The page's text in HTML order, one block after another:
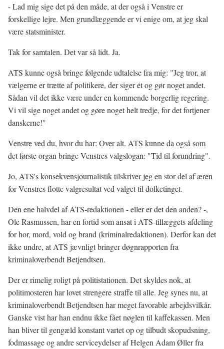
- Lad mig sige det på den måde, at der også i Venstre er
forskellige lejre. Men grundlæggende er vi enige om, at jeg skal
være statsminister.
Tak for samtalen. Det var så lidt. Ja.
ATS kunne også bringe følgende udtalelse fra mig: "Jeg tror, at
vælgerne er trætte af politikere, der siger ét og gør noget andet.
Sådan vil det ikke være under en kommende borgerlig regering.
Vi vil sige noget andet og gøre noget helt tredje, for det fortjener
danskerne!"
Venstre ved du, hvor du har: Over alt. ATS kunne da også som
det første organ bringe Venstres valgslogan: "Tid til forundring".
Jo, ATS's konsekvensjournalistik tilskriver jeg en stor del af æren
for Venstres flotte valgresultat ved valget til dolketinget.
Den ene halvdel af ATS-redaktionen - eller er det den anden? -,
Ole Rasmussen, har en fortid som ansat i ATS-tillæggets afdeling
for hor, mord, vold og brand (kriminalredaktionen). Derfor kan det
ikke undre, at ATS jævnligt bringer døgnrapporten fra
kriminaloverbendt Betjendtsen.
Der er rimelig roligt på politistationen. Det skyldes nok, at
politimosteren har lovet strengere straffe til alle. Jeg synes nu, at
kriminaloverbendt Betjendtsen har meget favorable arbejdsvilkår.
Ganske vist har han endnu ikke fået nøglen til kaffekassen. Men
han bliver til gengæld konstant vartet op og tilbudt skopudsning,
fodmassage og andre serviceydelser af Helgen Adam Øller fra